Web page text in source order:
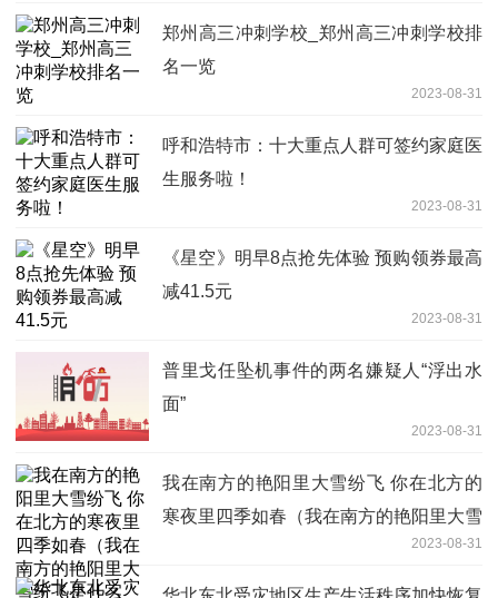
郑州高三冲刺学校_郑州高三冲刺学校排
名一览
2023-08-31
呼和浩特市：十大重点人群可签约家庭医
生服务啦！
2023-08-31
《星空》明早8点抢先体验 预购领券最高
减41.5元
2023-08-31
普里戈任坠机事件的两名嫌疑人“浮出水
面”
2023-08-31
我在南方的艳阳里大雪纷飞 你在北方的
寒夜里四季如春（我在南方的艳阳里大雪
2023-08-31